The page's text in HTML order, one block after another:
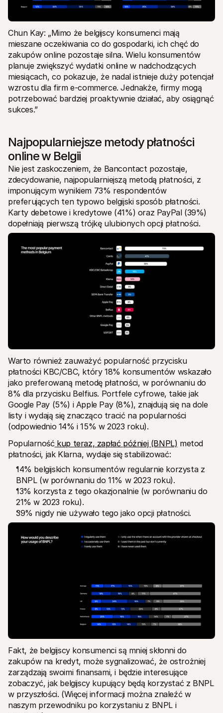
Chun Kay: „Mimo że belgijscy konsumenci mają
mieszane oczekiwania co do gospodarki, ich chęć do
zakupów online pozostaje silna. Wielu konsumentów
planuje zwiększyć wydatki online w nadchodzących
miesiącach, co pokazuje, że nadal istnieje duży potencjał
wzrostu dla firm e-commerce. Jednakże, firmy mogą
potrzebować bardziej proaktywnie działać, aby osiągnąć
sukces.”
Najpopularniejsze metody płatności
online w Belgii
Nie jest zaskoczeniem, że Bancontact pozostaje,
zdecydowanie, najpopularniejszą metodą płatności, z
imponującym wynikiem 73% respondentów
preferujących ten typowo belgijski sposób płatności.
Karty debetowe i kredytowe (41%) oraz PayPal (39%)
dopełniają pierwszą trójkę ulubionych opcji płatności.
Warto również zauważyć popularność przycisku
płatności KBC/CBC, który 18% konsumentów wskazało
jako preferowaną metodę płatności, w porównaniu do
8% dla przycisku Belfius. Portfele cyfrowe, takie jak
Google Pay (5%) i Apple Pay (8%), znajdują się na dole
listy i wydają się znacząco tracić na popularności
(odpowiednio 14% i 15% w 2023 roku).
Popularność kup teraz, zapłać później (BNPL) metod
płatności, jak Klarna, wydaje się stabilizować:
14% belgijskich konsumentów regularnie korzysta z
BNPL (w porównaniu do 11% w 2023 roku).
13% korzysta z tego okazjonalnie (w porównaniu do
21% w 2023 roku).
39% nigdy nie używało tego jako opcji płatności.
Fakt, że belgijscy konsumenci są mniej skłonni do
zakupów na kredyt, może sygnalizować, że ostrożniej
zarządzają swoimi finansami, i będzie interesujące
zobaczyć, jak belgijscy kupujący będą korzystać z BNPL
w przyszłości. (Więcej informacji można znaleźć w
naszym przewodniku po korzystaniu z BNPL i